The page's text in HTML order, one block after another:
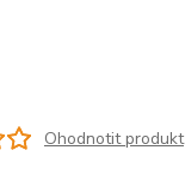
Ohodnotit produkt